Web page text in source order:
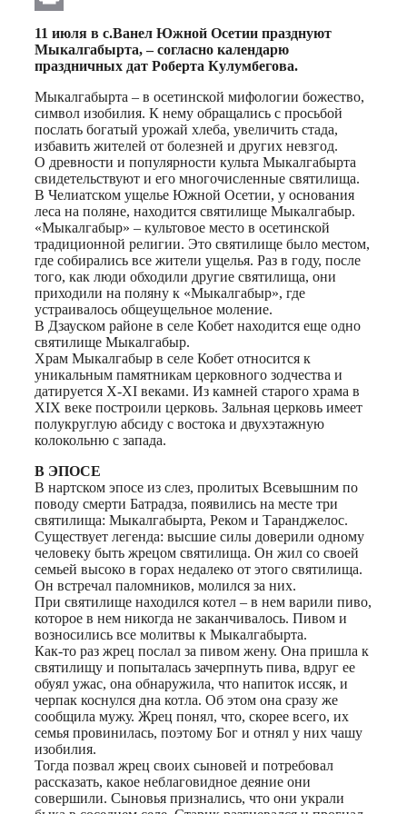
Print
11 июля в с.Ванел Южной Осетии празднуют
Мыкалгабырта, – согласно календарю
праздничных дат Роберта Кулумбегова.
Мыкалгабырта – в осетинской мифологии божество,
символ изобилия. К нему обращались с просьбой
послать богатый урожай хлеба, увеличить стада,
избавить жителей от болезней и других невзгод.
О древности и популярности культа Мыкалгабырта
свидетельствуют и его многочисленные святилища.
В Челиатском ущелье Южной Осетии, у основания
леса на поляне, находится святилище Мыкалгабыр.
«Мыкалгабыр» – культовое место в осетинской
традиционной религии. Это святилище было местом,
где собирались все жители ущелья. Раз в году, после
того, как люди обходили другие святилища, они
приходили на поляну к «Мыкалгабыр», где
устраивалось общеущельное моление.
В Дзауском районе в селе Кобет находится еще одно
святилище Мыкалгабыр.
Храм Мыкалгабыр в селе Кобет относится к
уникальным памятникам церковного зодчества и
датируется X-XI веками. Из камней старого храма в
XIX веке построили церковь. Зальная церковь имеет
полукруглую абсиду с востока и двухэтажную
колокольню с запада.
В ЭПОСЕ
В нартском эпосе из слез, пролитых Всевышним по
поводу смерти Батрадза, появились на месте три
святилища: Мыкалгабырта, Реком и Таранджелос.
Существует легенда: высшие силы доверили одному
человеку быть жрецом святилища. Он жил со своей
семьей высоко в горах недалеко от этого святилища.
Он встречал паломников, молился за них.
При святилище находился котел – в нем варили пиво,
которое в нем никогда не заканчивалось. Пивом и
возносились все молитвы к Мыкалгабырта.
Как-то раз жрец послал за пивом жену. Она пришла к
святилищу и попыталась зачерпнуть пива, вдруг ее
обуял ужас, она обнаружила, что напиток иссяк, и
черпак коснулся дна котла. Об этом она сразу же
сообщила мужу. Жрец понял, что, скорее всего, их
семья провинилась, поэтому Бог и отнял у них чашу
изобилия.
Тогда позвал жрец своих сыновей и потребовал
рассказать, какое неблаговидное деяние они
совершили. Сыновья признались, что они украли